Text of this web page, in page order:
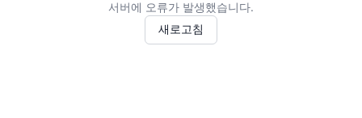
서버에 오류가 발생했습니다.
새로고침